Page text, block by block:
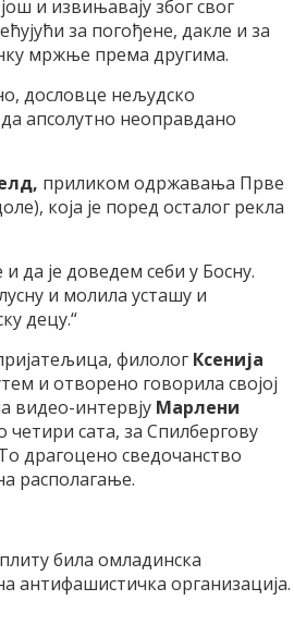
и извињавају због свог
за погођене, дакле и за
мржње према другима.
дословце нељудско
апсолутно неоправдано
приликом одржавања Прве
која је поред осталог рекла
да је доведем себи у Босну.
и молила усташу и
децу.“
филолог Ксенија
и отворенo говорила својој
видео-интервју Марлени
четири сата, за Спилбергову
драгоцено сведочанство
располагање.
била омладинска
антифашистичка организација.